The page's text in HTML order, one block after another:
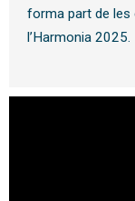
forma part de les
l’Harmonia 2025.